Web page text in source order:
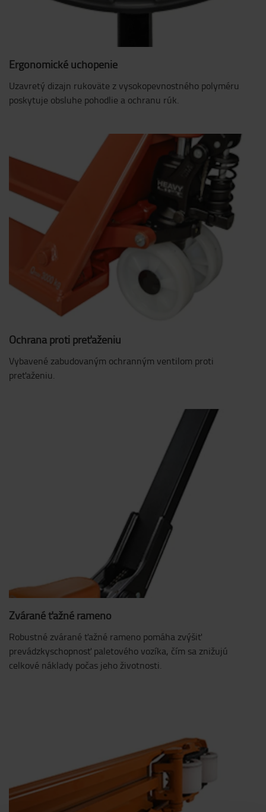
Ergonomické uchopenie
Uzavretý dizajn rukoväte z vysokopevnostného polyméru
poskytuje obsluhe pohodlie a ochranu rúk.
Ochrana proti preťaženiu
Vybavené zabudovaným ochranným ventilom proti
preťaženiu.
Zvárané ťažné rameno
Robustné zvárané ťažné rameno pomáha zvýšiť
prevádzkyschopnosť paletového vozíka, čím sa znižujú
celkové náklady počas jeho životnosti.